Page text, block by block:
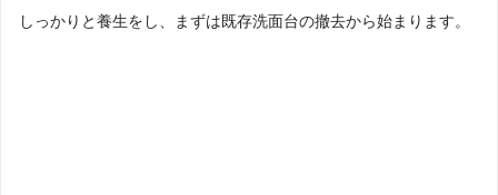
しっかりと養生をし、まずは既存洗面台の撤去から始まります。